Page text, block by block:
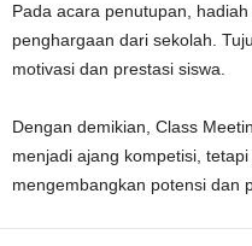
Pada acara penutupan,
penghargaan dari sekolah.
motivasi dan prestasi siswa.
Dengan demikian, Class
menjadi ajang kompetisi,
mengembangkan potensi dan